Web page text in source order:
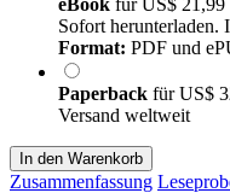
Sofort herunterladen.
Format: PDF und
Paperback fürUS$
Versand weltweit
In den Warenkorb
Zusammenfassung